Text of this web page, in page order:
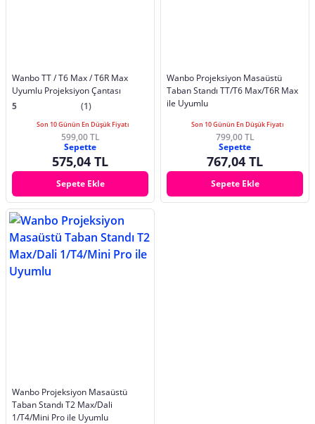
Wanbo TT / T6 Max / T6R Max
Uyumlu Projeksiyon Çantası
5
(1)
Son 10 Günün En Düşük Fiyatı
599,00 TL
Sepette
575,04 TL
Sepete Ekle
Wanbo Projeksiyon Masaüstü
Taban Standı TT/T6 Max/T6R Max
ile Uyumlu
Son 10 Günün En Düşük Fiyatı
799,00 TL
Sepette
767,04 TL
Sepete Ekle
Wanbo Projeksiyon Masaüstü
Taban Standı T2 Max/Dali
1/T4/Mini Pro ile Uyumlu